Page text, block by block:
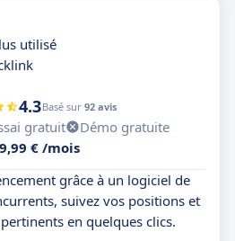
utilisé
4.3Basé sur 92 avis
gratuit
Démo gratuite
€ /mois
grâce à un logiciel de
suivez vos positions et
en quelques clics.